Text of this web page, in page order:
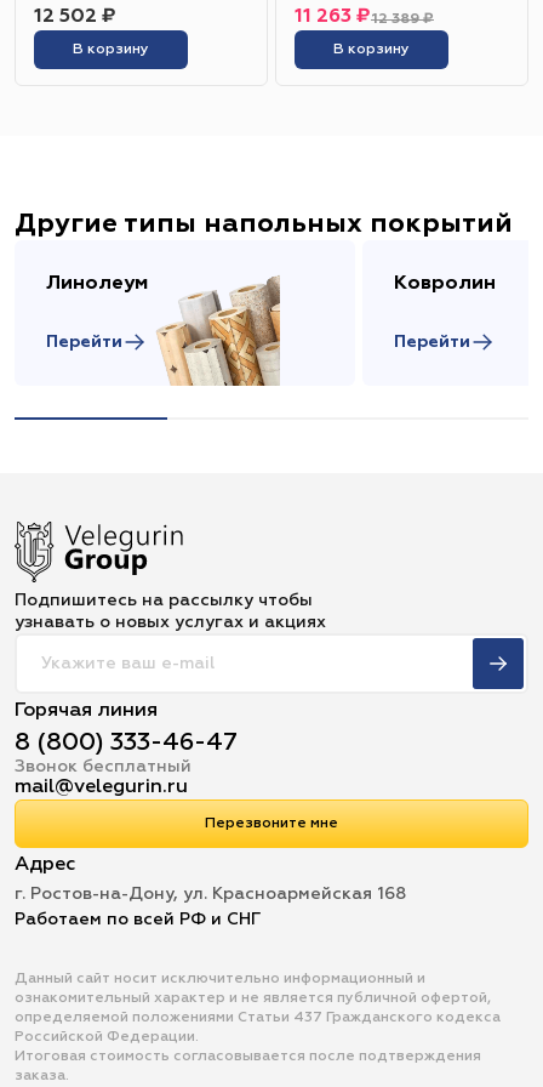
12 502 ₽
В корзину
12 389 ₽
11 263 ₽
В корзину
Другие типы напольных покрытий
Линолеум
Перейти
Ковролин
Перейти
Подпишитесь на рассылку чтобы
узнавать о новых услугах и акциях
Горячая линия
8 (800) 333-46-47
Звонок бесплатный
mail@velegurin.ru
Перезвоните мне
Адрес
г. Ростов-на-Дону, ул. Красноармейская 168
Работаем по всей РФ и СНГ
Данный сайт носит исключительно информационный и
ознакомительный характер и не является публичной офертой,
определяемой положениями Статьи 437 Гражданского кодекса
Российской Федерации.
Итоговая стоимость согласовывается после подтверждения
заказа.